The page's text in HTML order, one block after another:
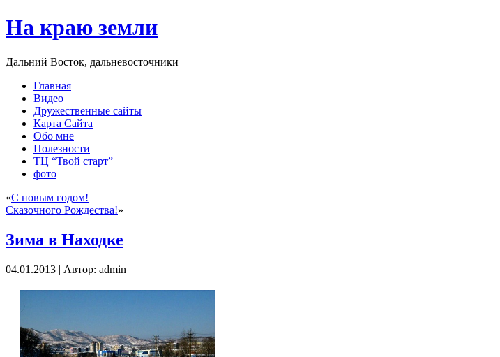
На краю земли
Дальний Восток, дальневосточники
Главная
Видео
Дружественные сайты
Карта Сайта
Обо мне
Полезности
ТЦ “Твой старт”
фото
«С новым годом!
Сказочного Рождества!»
Зима в Находке
04.01.2013 | Автор: admin